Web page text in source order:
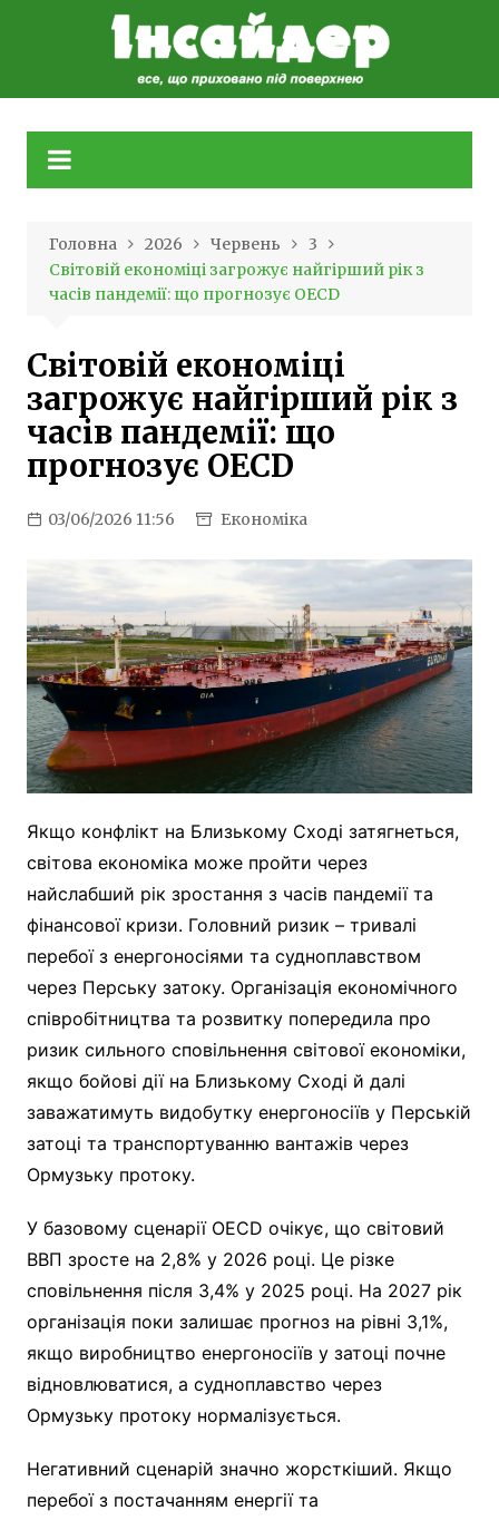
Головна 2026 Червень
3
Світовій економіці загрожує найгірший рік з
часів пандемії: що прогнозує OECD
Світовій економіці
загрожує найгірший рік з
часів пандемії: що
прогнозує OECD
03/06/2026 11:56 Економіка
Якщо конфлікт на Близькому Сході затягнеться,
світова економіка може пройти через
найслабший рік зростання з часів пандемії та
фінансової кризи. Головний ризик – тривалі
перебої з енергоносіями та судноплавством
через Перську затоку. Організація економічного
співробітництва та розвитку попередила про
ризик сильного сповільнення світової економіки,
якщо бойові дії на Близькому Сході й далі
заважатимуть видобутку енергоносіїв у Перській
затоці та транспортуванню вантажів через
Ормузьку протоку.
У базовому сценарії OECD очікує, що світовий
ВВП зросте на 2,8% у 2026 році. Це різке
сповільнення після 3,4% у 2025 році. На 2027 рік
організація поки залишає прогноз на рівні 3,1%,
якщо виробництво енергоносіїв у затоці почне
відновлюватися, а судноплавство через
Ормузьку протоку нормалізується.
Негативний сценарій значно жорсткіший. Якщо
перебої з постачанням енергії та